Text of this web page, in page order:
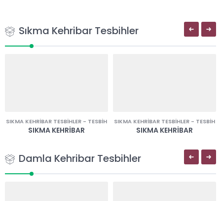
Sıkma Kehribar Tesbihler
SIKMA KEHRIBAR TESBIHLER - TESBIH
SIKMA KEHRIBAR
SIKMA KEHRIBAR TESBIHLER - TESBIH
SIKMA KEHRIBAR
Damla Kehribar Tesbihler